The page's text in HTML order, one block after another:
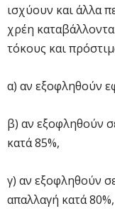
ισχύουν και άλλα
χρέη
τόκους και
α) αν εξοφληθούν
β) αν εξοφληθούν
κατά 85%,
γ) αν εξοφληθούν
απαλλαγή κατά 80%,